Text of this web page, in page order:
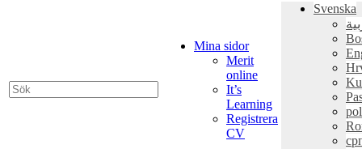
Mina sidor
Merit
online
It’s
Learning
Registrera
CV
Svenska